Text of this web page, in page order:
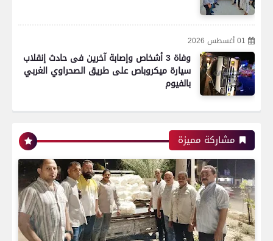
01 أغسطس 2026
وفاة 3 أشخاص وإصابة آخرين فى حادث إنقلاب
سيارة ميكروباص على طريق الصحراوي الغربي
بالفيوم
مشاركة مميزة
الأول لمباراة الزمالك واتحاد العاصمة الجزائري فى
نهائي كأس الكونفدرالية الإفريقية
بعدسة الخبر المصري| شاهد أبرز لقطات مباراة زد و
بيراميدز فى نهائى كأس مصر
رياضة